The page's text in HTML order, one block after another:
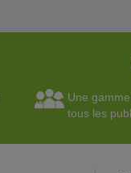
Une
tous les